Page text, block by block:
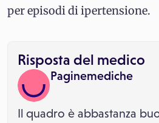
per episodi di ipertensione.
Risposta del medico
Paginemediche
Il quadro è abbastanza